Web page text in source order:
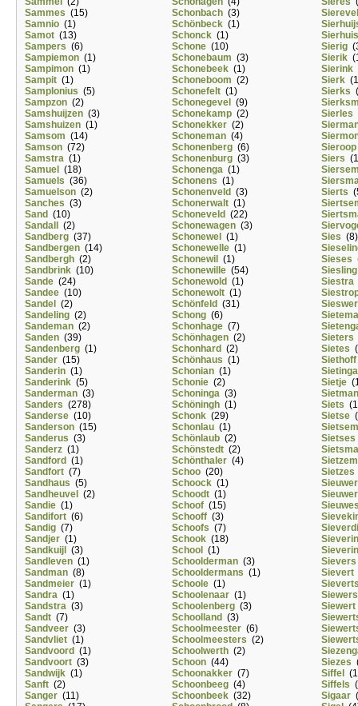
Sammes (15)
Samnio (1)
Samot (13)
Sampers (6)
Sampiemon (1)
Sampimon (1)
Sampit (1)
Samplonius (5)
Sampzon (2)
Samshuijzen (3)
Samshuizen (1)
Samsom (14)
Samson (72)
Samstra (1)
Samuel
(18)
Samuels (36)
Samuelson (2)
Sanches (3)
Sand (10)
Sandall
(2)
Sandberg (37)
Sandbergen (14)
Sandbergh (2)
Sandbrink (10)
Sande (24)
Sandee (10)
Sandel
(2)
Sandeling (2)
Sandeman (2)
Sanden (39)
Sandenberg (1)
Sander (15)
Sanderin (1)
Sanderink (5)
Sanderman (3)
Sanders (278)
Sanderse (10)
Sanderson (15)
Sanderus (3)
Sanderz (1)
Sandford (1)
Sandfort (7)
Sandhaus (5)
Sandheuvel
(2)
Sandie (1)
Sandifort (6)
Sandig (7)
Sandjer (1)
Sandkuijl
(3)
Sandleven (1)
Sandman (8)
Sandmeier (1)
Sandra (1)
Sandstra (3)
Sandt (7)
Sandveer (3)
Sandvliet (1)
Sandvoord (1)
Sandvoort (3)
Sandwijk (1)
Sanft (2)
Sanger (11)
Schonbach (3)
Schönbeck (1)
Schonck (1)
Schone (10)
Schonebaum (3)
Schonebeek (1)
Schoneboom (2)
Schonefelt (1)
Schonegevel
(9)
Schonekamp (2)
Schonekker (2)
Schoneman (4)
Schonenberg (6)
Schonenburg (3)
Schonenga (1)
Schonens (1)
Schonenveld (3)
Schonerwalt (1)
Schoneveld (22)
Schonewagen (3)
Schonewel
(1)
Schonewelle (1)
Schonewil
(1)
Schonewille (54)
Schonewold (1)
Schonewolt (1)
Schönfeld (31)
Schong (6)
Schonhage (7)
Schönhagen (2)
Schonhard (2)
Schönhaus (1)
Schonian (1)
Schonie (2)
Schoninga (3)
Schöningh (1)
Schonk (29)
Schonlau (1)
Schönlaub (2)
Schönstedt (2)
Schönthaler (4)
Schoo (20)
Schoock (1)
Schoodt (1)
Schoof (15)
Schooff (3)
Schoofs (7)
Schook (18)
School
(1)
Schoolderman (3)
Schooldermans (1)
Schoole (1)
Schoolenaar (1)
Schoolenberg (3)
Schoolland (3)
Schoolmeester (6)
Schoolmeesters (2)
Schoolwerth (2)
Schoon (44)
Schoonakker (7)
Schoonbeeg (4)
Schoonbeek (32)
Sierhuis
Sierig
Sierik
Sierink
Sierk
Sierks
Sierles
Sieroop
Siers
Sierts
Sies (8)
Sieses
Siesling
Siestra
Sietema
Sieters
Sietes
Siethoff
Sietinga
Sietje
Sietman
Siets
Sietse
Sietses
Sietsma
Sietzes
Sievers
Sievert
Siewers
Siewert
Siezes
Siffel
Siffels
Sigaar